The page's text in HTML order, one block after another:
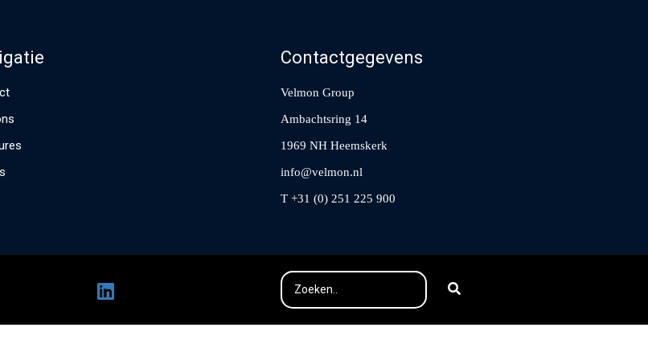
Contactgegevens
Velmon Group
Ambachtsring 14
1969 NH Heemskerk
info@velmon.nl
T +31 (0) 251 225 900